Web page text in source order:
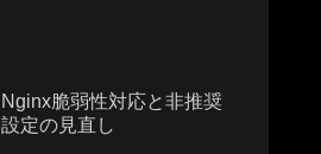
Nginx脆弱性対応と非推奨
設定の見直し